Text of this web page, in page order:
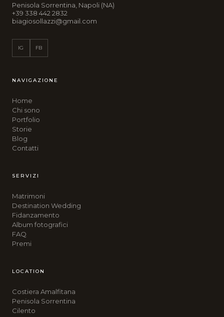
Penisola Sorrentina, Napoli (NA)
+39 338 442 2832
biagiosollazzi@gmail.com
IG FB
NAVIGAZIONE
Home
Chi sono
Portfolio
Storie
Blog
Contatti
SERVIZI
Matrimoni
Destination Wedding
Fidanzamento
Album fotografici
FAQ
Premi
LOCATION
Costiera Amalfitana
Penisola Sorrentina
Cilento